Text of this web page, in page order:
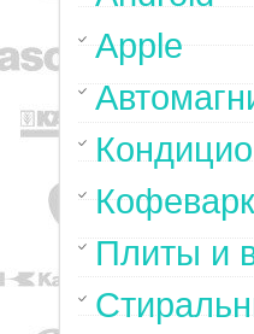
Apple
Плиты и